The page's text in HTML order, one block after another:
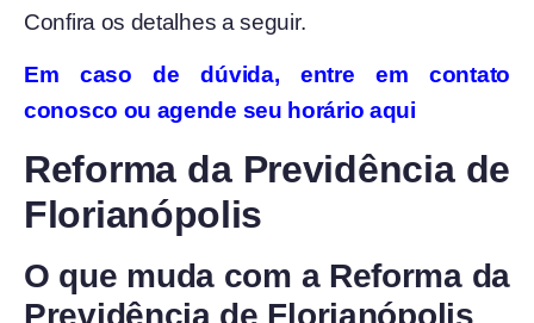
Confira os detalhes a seguir.
Em caso de dúvida, entre em contato
conosco ou agende seu horário aqui
Reforma da Previdência de
Florianópolis
O que muda com a Reforma da
Previdência de Florianópolis